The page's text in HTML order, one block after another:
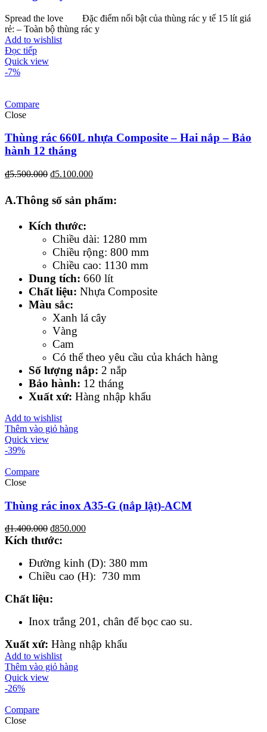
Spread the love Đặc điểm nổi bật của thùng rác y tế 15 lít giá
rẻ: – Toàn bộ thùng rác y
Add to wishlist
Đọc tiếp
Quick view
-7%
Compare
Close
Thùng rác 660L nhựa Composite – Hai nắp – Bảo
hành 12 tháng
₫5.500.000 ₫5.100.000
A.Thông số sản phẩm:
Kích thước:
Chiều dài: 1280 mm
Chiều rộng: 800 mm
Chiều cao: 1130 mm
Dung tích: 660 lít
Chất liệu: Nhựa Composite
Màu sắc:
Xanh lá cây
Vàng
Cam
Có thể theo yêu cầu của khách hàng
Số lượng nắp: 2 nắp
Bảo hành: 12 tháng
Xuất xứ: Hàng nhập khẩu
Add to wishlist
Thêm vào giỏ hàng
Quick view
-39%
Compare
Close
Thùng rác inox A35-G (nắp lật)-ACM
₫1.400.000 ₫850.000
Kích thước:
Đường kinh (D): 380 mm
Chiều cao (H): 730 mm
Chất liệu:
Inox trắng 201, chân đế bọc cao su.
Xuất xứ: Hàng nhập khẩu
Add to wishlist
Thêm vào giỏ hàng
Quick view
-26%
Compare
Close